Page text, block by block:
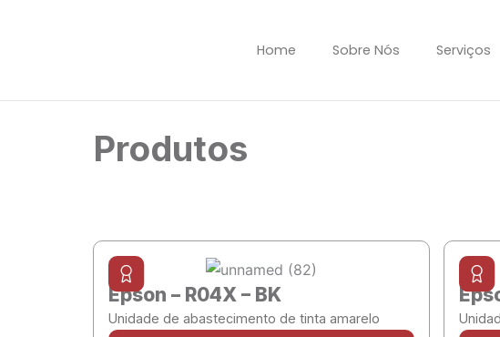
Home Sobre Nós Serviços
Produtos
Epson – R04X – BK
Unidade de abastecimento de tinta amarelo